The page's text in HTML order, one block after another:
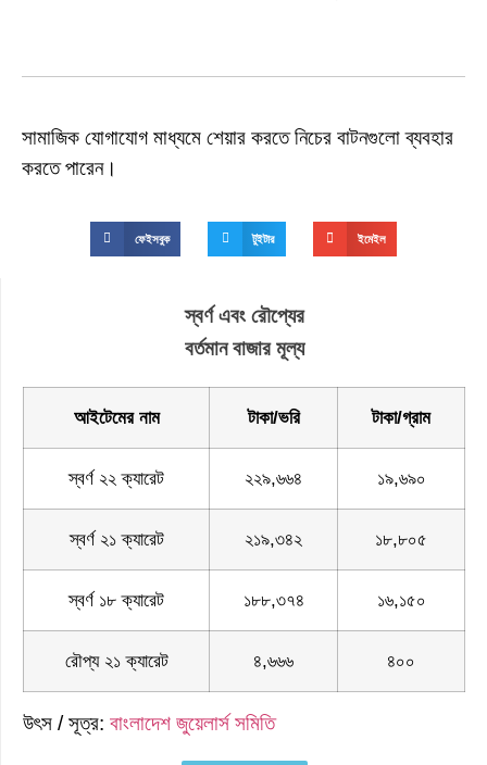
সামাজিক যোগাযোগ মাধ্যমে শেয়ার করতে নিচের বাটনগুলো ব্যবহার
করতে পারেন।
ফেইসবুক টুইটার ইমেইল
স্বর্ণ এবং রৌপ্যের
বর্তমান বাজার মূল্য
আইটেমের নাম টাকা/ভরি টাকা/গ্রাম
স্বর্ণ ২২ ক্যারেট ২২৯,৬৬৪ ১৯,৬৯০
স্বর্ণ ২১ ক্যারেট ২১৯,৩৪২ ১৮,৮০৫
স্বর্ণ ১৮ ক্যারেট ১৮৮,৩৭৪ ১৬,১৫০
রৌপ্য ২১ ক্যারেট ৪,৬৬৬ ৪০০
উৎস / সূত্র: বাংলাদেশ জুয়েলার্স সমিতি